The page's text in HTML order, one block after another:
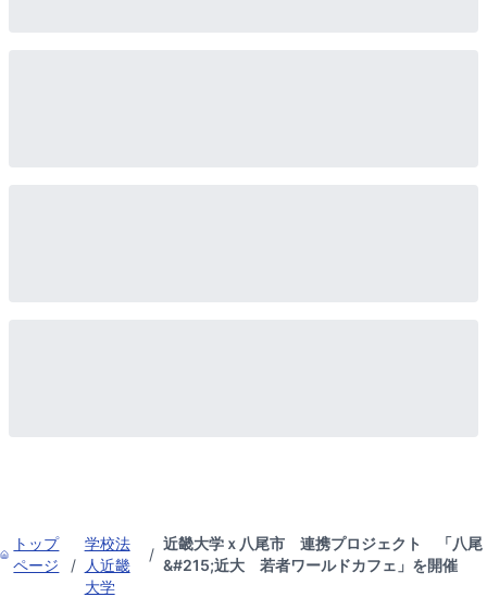
トップ
ページ
/
学校法
人近畿
大学
/
近畿大学ｘ八尾市 連携プロジェクト 「八尾
&#215;近大 若者ワールドカフェ」を開催